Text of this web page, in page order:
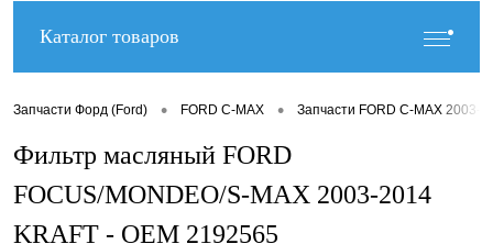
Каталог товаров
Запчасти Форд (Ford) • FORD C-MAX • Запчасти FORD C-MAX 2003-
Фильтр масляный FORD
FOCUS/MONDEO/S-MAX 2003-2014
KRAFT - OEM 2192565